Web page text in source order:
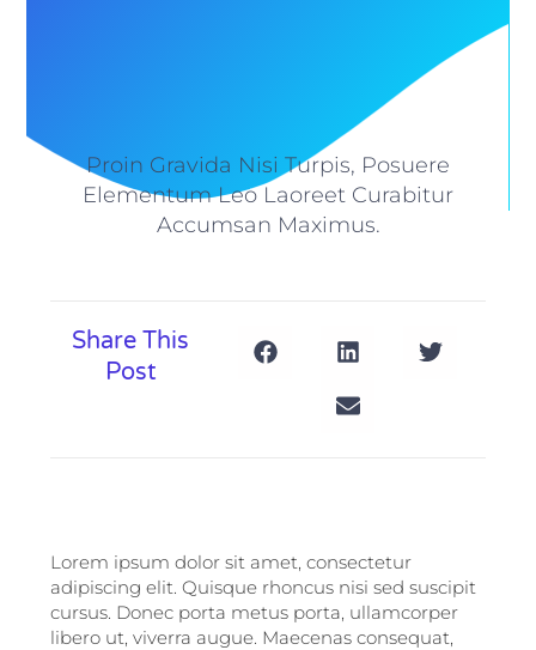
Proin Gravida Nisi Turpis, Posuere
Elementum Leo Laoreet Curabitur
Accumsan Maximus.
Share This
Post
Lorem ipsum dolor sit amet, consectetur
adipiscing elit. Quisque rhoncus nisi sed suscipit
cursus. Donec porta metus porta, ullamcorper
libero ut, viverra augue. Maecenas consequat,